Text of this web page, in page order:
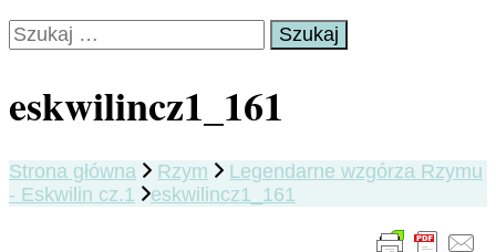
Szukaj:
eskwilincz1_161
Strona główna Rzym
Legendarne wzgórza Rzymu
- Eskwilin cz.1
eskwilincz1_161